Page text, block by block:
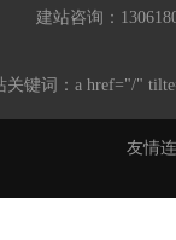
建站咨询：
关键词：a href="/"
友情